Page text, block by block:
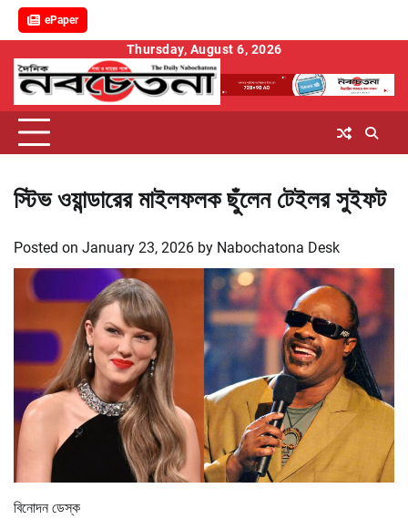
ePaper
content
Thursday, August 6, 2026
স্টিভ ওয়ান্ডারের মাইলফলক ছুঁলেন টেইলর সুইফট
Posted on January 23, 2026 by Nabochatona Desk
বিনোদন ডেস্ক